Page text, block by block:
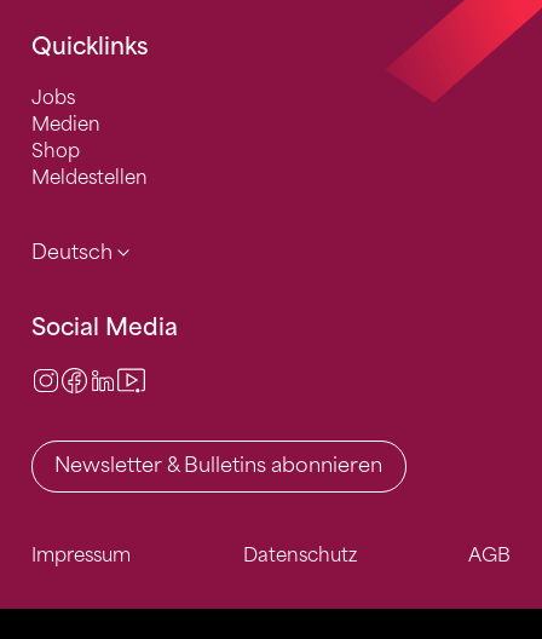
Quicklinks
Jobs
Medien
Shop
Meldestellen
Deutsch
Social Media
Instagram
Facebook
LinkedIn
Newsletter & Bulletins abonnieren
Impressum Datenschutz AGB